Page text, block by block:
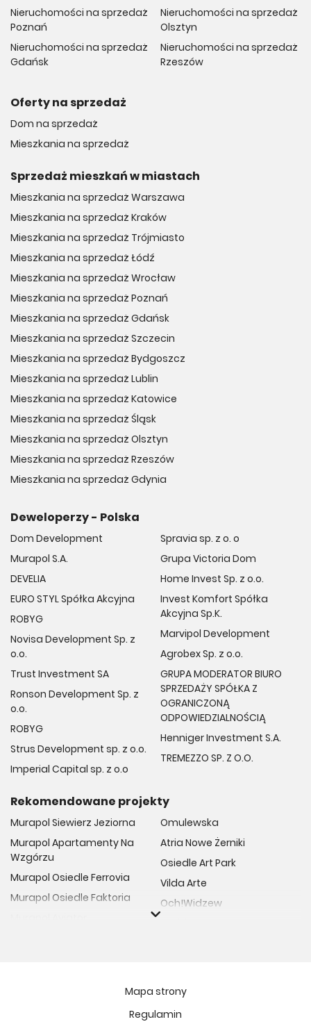
Nieruchomości na sprzedaż
Poznań
Nieruchomości na sprzedaż
Gdańsk
Nieruchomości na sprzedaż
Olsztyn
Nieruchomości na sprzedaż
Rzeszów
Oferty na sprzedaż
Dom na sprzedaż
Mieszkania na sprzedaż
Sprzedaż mieszkań w miastach
Mieszkania na sprzedaż Warszawa
Mieszkania na sprzedaż Kraków
Mieszkania na sprzedaż Trójmiasto
Mieszkania na sprzedaż Łódź
Mieszkania na sprzedaż Wrocław
Mieszkania na sprzedaż Poznań
Mieszkania na sprzedaż Gdańsk
Mieszkania na sprzedaż Szczecin
Mieszkania na sprzedaż Bydgoszcz
Mieszkania na sprzedaż Lublin
Mieszkania na sprzedaż Katowice
Mieszkania na sprzedaż Śląsk
Mieszkania na sprzedaż Olsztyn
Mieszkania na sprzedaż Rzeszów
Mieszkania na sprzedaż Gdynia
Deweloperzy - Polska
Dom Development
Murapol S.A.
DEVELIA
EURO STYL Spółka Akcyjna
ROBYG
Novisa Development Sp. z
o.o.
Trust Investment SA
Ronson Development Sp. z
o.o.
ROBYG
Strus Development sp. z o.o.
Imperial Capital sp. z o.o
Spravia sp. z o. o
Grupa Victoria Dom
Home Invest Sp. z o.o.
Invest Komfort Spółka
Akcyjna Sp.K.
Marvipol Development
Agrobex Sp. z o.o.
GRUPA MODERATOR BIURO
SPRZEDAŻY SPÓŁKA Z
OGRANICZONĄ
ODPOWIEDZIALNOŚCIĄ
Henniger Investment S.A.
TREMEZZO SP. Z O.O.
Rekomendowane projekty
Murapol Siewierz Jeziorna
Murapol Apartamenty Na
Wzgórzu
Murapol Osiedle Ferrovia
Murapol Osiedle Faktoria
Murapol Osiedle Szafirove
Omulewska
Atria Nowe Żerniki
Osiedle Art Park
Vilda Arte
Och!Widzew
Mapa strony
Regulamin